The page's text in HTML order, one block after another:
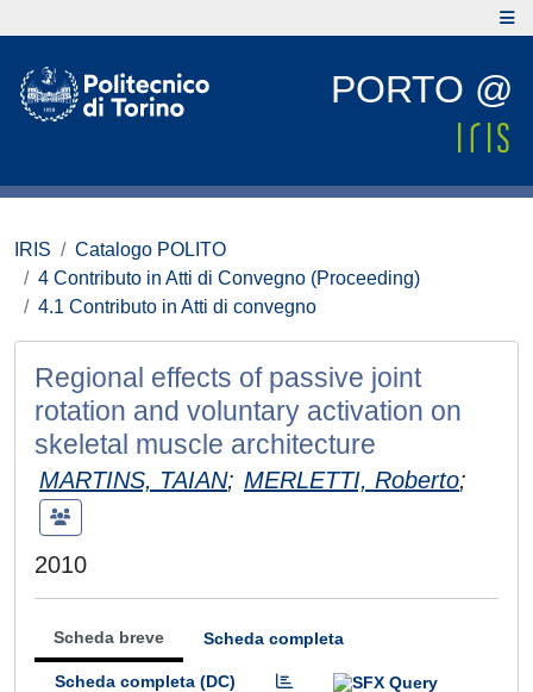
PORTO @
IRIS
Catalogo POLITO
4 Contributo in Atti di Convegno (Proceeding)
4.1 Contributo in Atti di convegno
Regional effects of passive joint
rotation and voluntary activation on
skeletal muscle architecture
MARTINS, TAIAN; MERLETTI, Roberto;
2010
Scheda breve Scheda completa
Scheda completa (DC)